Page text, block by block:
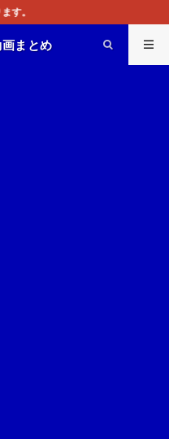
まとめ